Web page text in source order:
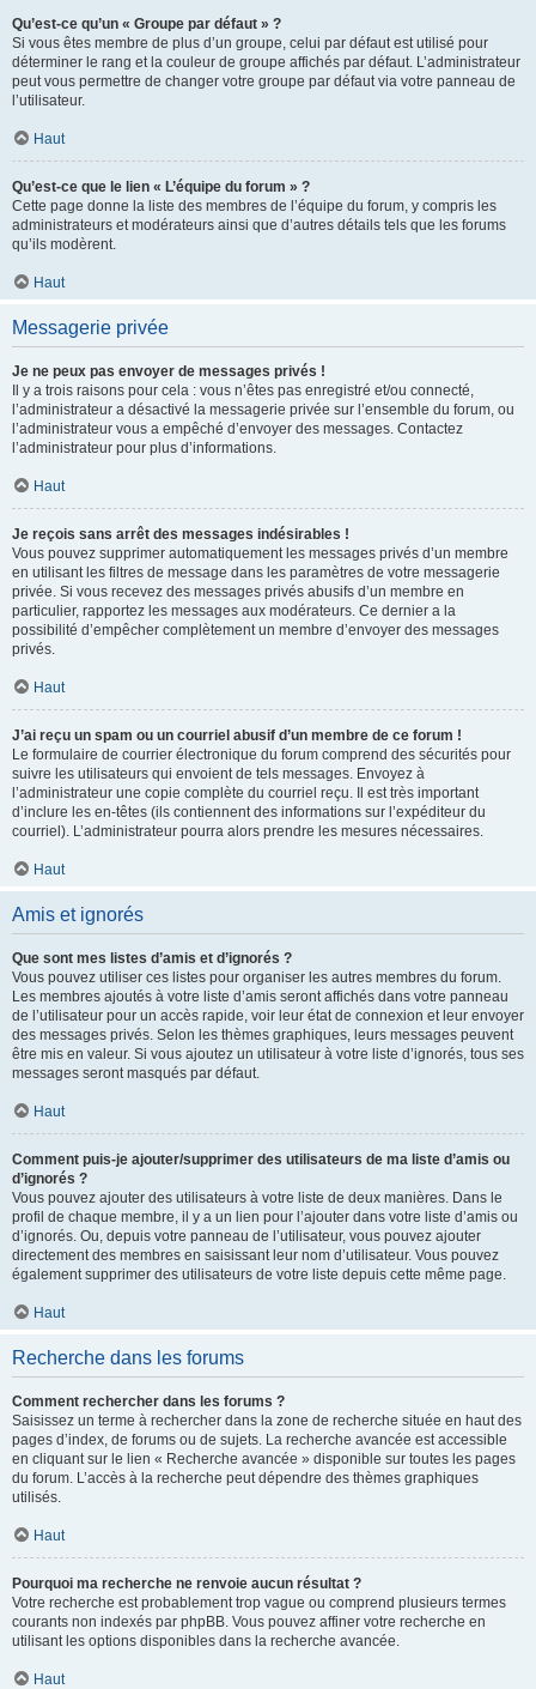
Qu’est-ce qu’un « Groupe par défaut » ?
Si vous êtes membre de plus d’un groupe, celui par défaut est utilisé pour
déterminer le rang et la couleur de groupe affichés par défaut. L’administrateur
peut vous permettre de changer votre groupe par défaut via votre panneau de
l’utilisateur.
Haut
Qu’est-ce que le lien « L’équipe du forum » ?
Cette page donne la liste des membres de l’équipe du forum, y compris les
administrateurs et modérateurs ainsi que d’autres détails tels que les forums
qu’ils modèrent.
Haut
Messagerie privée
Je ne peux pas envoyer de messages privés !
Il y a trois raisons pour cela : vous n’êtes pas enregistré et/ou connecté,
l’administrateur a désactivé la messagerie privée sur l’ensemble du forum, ou
l’administrateur vous a empêché d’envoyer des messages. Contactez
l’administrateur pour plus d’informations.
Haut
Je reçois sans arrêt des messages indésirables !
Vous pouvez supprimer automatiquement les messages privés d’un membre
en utilisant les filtres de message dans les paramètres de votre messagerie
privée. Si vous recevez des messages privés abusifs d’un membre en
particulier, rapportez les messages aux modérateurs. Ce dernier a la
possibilité d’empêcher complètement un membre d’envoyer des messages
privés.
Haut
J’ai reçu un spam ou un courriel abusif d’un membre de ce forum !
Le formulaire de courrier électronique du forum comprend des sécurités pour
suivre les utilisateurs qui envoient de tels messages. Envoyez à
l’administrateur une copie complète du courriel reçu. Il est très important
d’inclure les en-têtes (ils contiennent des informations sur l’expéditeur du
courriel). L’administrateur pourra alors prendre les mesures nécessaires.
Haut
Amis et ignorés
Que sont mes listes d’amis et d’ignorés ?
Vous pouvez utiliser ces listes pour organiser les autres membres du forum.
Les membres ajoutés à votre liste d’amis seront affichés dans votre panneau
de l’utilisateur pour un accès rapide, voir leur état de connexion et leur envoyer
des messages privés. Selon les thèmes graphiques, leurs messages peuvent
être mis en valeur. Si vous ajoutez un utilisateur à votre liste d’ignorés, tous ses
messages seront masqués par défaut.
Haut
Comment puis-je ajouter/supprimer des utilisateurs de ma liste d’amis ou
d’ignorés ?
Vous pouvez ajouter des utilisateurs à votre liste de deux manières. Dans le
profil de chaque membre, il y a un lien pour l’ajouter dans votre liste d’amis ou
d’ignorés. Ou, depuis votre panneau de l’utilisateur, vous pouvez ajouter
directement des membres en saisissant leur nom d’utilisateur. Vous pouvez
également supprimer des utilisateurs de votre liste depuis cette même page.
Haut
Recherche dans les forums
Comment rechercher dans les forums ?
Saisissez un terme à rechercher dans la zone de recherche située en haut des
pages d’index, de forums ou de sujets. La recherche avancée est accessible
en cliquant sur le lien « Recherche avancée » disponible sur toutes les pages
du forum. L’accès à la recherche peut dépendre des thèmes graphiques
utilisés.
Haut
Pourquoi ma recherche ne renvoie aucun résultat ?
Votre recherche est probablement trop vague ou comprend plusieurs termes
courants non indexés par phpBB. Vous pouvez affiner votre recherche en
utilisant les options disponibles dans la recherche avancée.
Haut